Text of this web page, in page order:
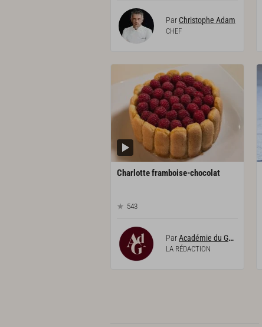
Par Christophe Adam
CHEF
Charlotteframboise-chocolat
543
ParAcadémie du Goût
LA RÉDACTION